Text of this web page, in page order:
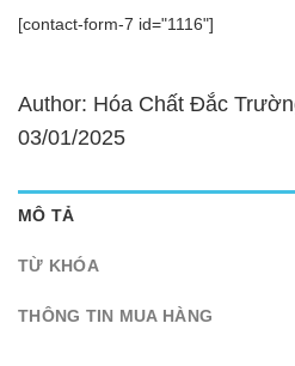
[contact-form-7 id="1116"]
Author: Hóa Chất Đắc
03/01/2025
MÔ TẢ
TỪ KHÓA
THÔNG TIN MUA HÀNG